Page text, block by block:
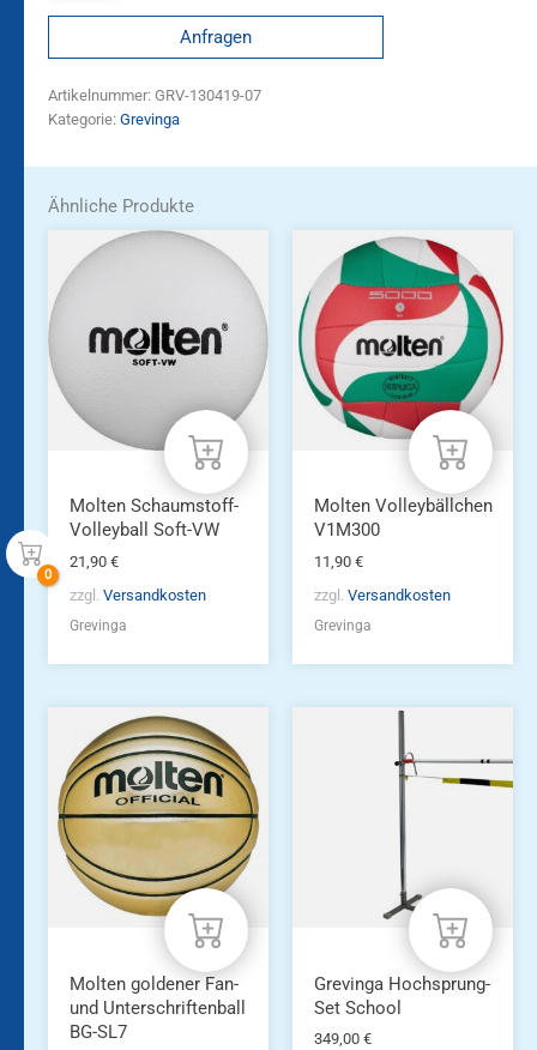
Anfragen
Artikelnummer: GRV-130419-07
Kategorie: Grevinga
Ähnliche Produkte
Molten Schaumstoff-
Volleyball Soft-VW
21,90 €
zzgl. Versandkosten
Grevinga
Molten Volleybällchen
V1M300
11,90 €
zzgl. Versandkosten
Grevinga
Molten goldener Fan-
und Unterschriftenball
BG-SL7
Grevinga Hochsprung-
Set School
349,00 €